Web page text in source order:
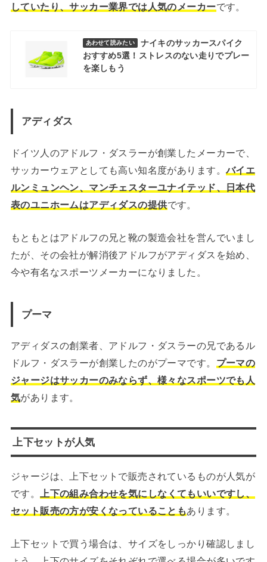
していたり、サッカー業界では人気のメーカーです。
あわせて読みたい
ナイキのサッカースパイク
おすすめ5選！ストレスのない走りでプレー
を楽しもう
アディダス
ドイツ人のアドルフ・ダスラーが創業したメーカーで、
サッカーウェアとしても高い知名度があります。バイエ
ルンミュンヘン、マンチェスターユナイテッド、日本代
表のユニホームはアディダスの提供です。
もともとはアドルフの兄と靴の製造会社を営んでいまし
たが、その会社が解消後アドルフがアディダスを始め、
今や有名なスポーツメーカーになりました。
プーマ
アディダスの創業者、アドルフ・ダスラーの兄であるル
ドルフ・ダスラーが創業したのがプーマです。 プーマの
ジャージはサッカーのみならず、様々なスポーツでも人
気があります。
上下セットが人気
ジャージは、上下セットで販売されているものが人気が
です。
上下の組み合わせを気にしなくてもいいですし、
セット販売の方が安くなっていることもあります。
上下セットで買う場合は、サイズをしっかり確認しまし